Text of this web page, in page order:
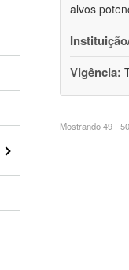
alvos
Vigência:
Mostrando 49 -